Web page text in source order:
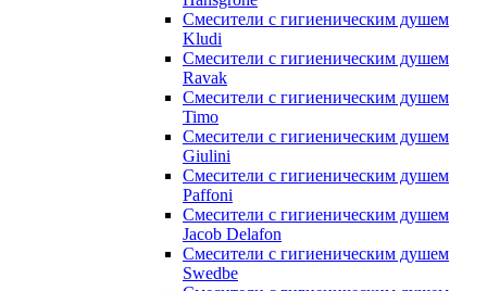
Смесители с гигиеническим душем
Kludi
Смесители с гигиеническим душем
Ravak
Смесители с гигиеническим душем
Timo
Смесители с гигиеническим душем
Giulini
Смесители с гигиеническим душем
Paffoni
Смесители с гигиеническим душем
Jacob Delafon
Смесители с гигиеническим душем
Swedbe